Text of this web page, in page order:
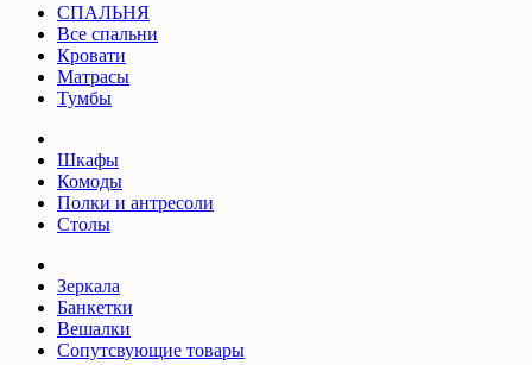
СПАЛЬНЯ
Все спальни
Кровати
Матрасы
Тумбы
Шкафы
Комоды
Полки и антресоли
Столы
Зеркала
Банкетки
Вешалки
Сопутсвующие товары